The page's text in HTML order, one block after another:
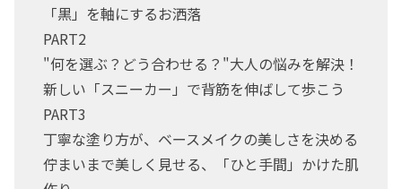
「黒」を軸にするお洒落
PART2
"何を選ぶ？どう合わせる？"大人の悩みを解決！
新しい「スニーカー」で背筋を伸ばして歩こう
PART3
丁寧な塗り方が、ベースメイクの美しさを決める
佇まいまで美しく見せる、「ひと手間」かけた肌